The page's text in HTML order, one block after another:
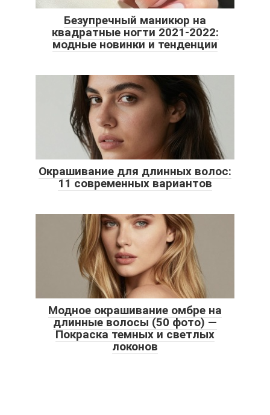
Безупречный маникюр на
квадратные ногти 2021-2022:
модные новинки и тенденции
Окрашивание для длинных волос:
11 современных вариантов
Модное окрашивание омбре на
длинные волосы (50 фото) —
Покраска темных и светлых
локонов